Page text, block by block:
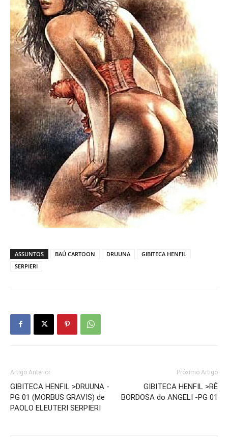
ASSUNTOS BAÚ CARTOON DRUUNA
GIBITECA HENFIL
SERPIERI
Artigo Anterior
GIBITECA HENFIL >DRUUNA -
PG 01 (MORBUS GRAVIS) de
PAOLO ELEUTERI SERPIERI
Próximo Artigo
GIBITECA HENFIL >RÊ
BORDOSA do ANGELI -PG 01